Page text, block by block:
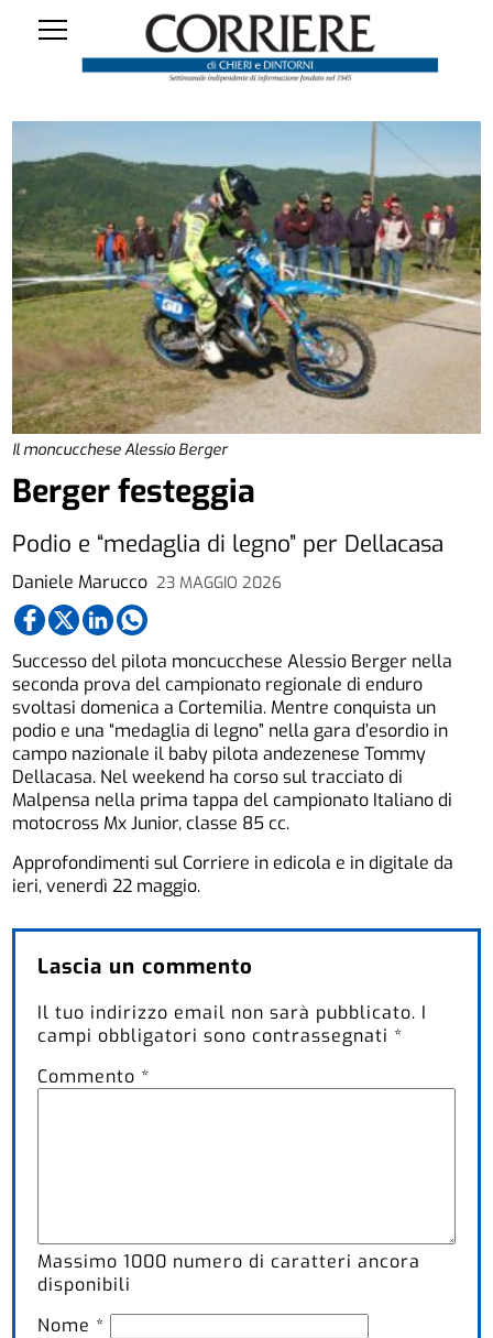
Il moncucchese Alessio Berger
Daniele Marucco 23 MAGGIO 2026
Berger festeggia
Podio e “medaglia di legno” per Dellacasa
Successo del pilota moncucchese Alessio Berger nella
seconda prova del campionato regionale di enduro
svoltasi domenica a Cortemilia. Mentre conquista un
podio e una “medaglia di legno” nella gara d’esordio in
campo nazionale il baby pilota andezenese Tommy
Dellacasa. Nel weekend ha corso sul tracciato di
Malpensa nella prima tappa del campionato Italiano di
motocross Mx Junior, classe 85 cc.
Approfondimenti sul Corriere in edicola e in digitale da
ieri, venerdì 22 maggio.
Lascia un commento
Il tuo indirizzo email non sarà pubblicato. I
campi obbligatori sono contrassegnati *
Commento *
Massimo1000 numero di caratteri ancora
disponibili
Nome *